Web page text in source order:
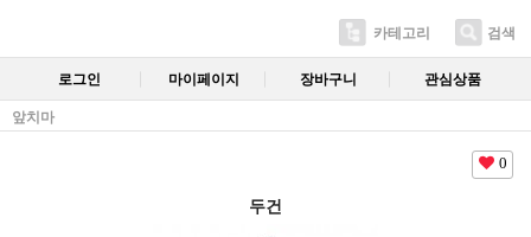
카테고리 검색
로그인 마이페이지 장바구니 관심상품
앞치마
0
두건